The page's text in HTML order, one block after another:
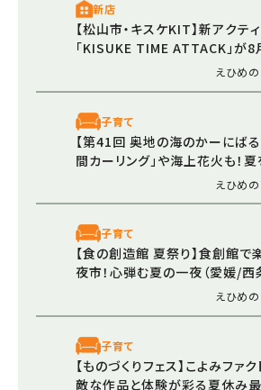
新店
【松山市・キスケKIT】新アクテ
「KISUKE TIME ATTACK」が
プン！ 走る・登る・くぐる――全身
えひめ
子育て
【第41回 奥地の海のかーにばる
間カーリング」や海上花火も！
る恒例イベント（愛媛/西予市）
えひめ
子育て
【食の創造館 夏祭り】食創館で
夜市！心弾む夏の一夜（愛媛/西
えひめ
子育て
【ものづくりフェス】こよみファ
敵な作品と体験が彩る夏休み